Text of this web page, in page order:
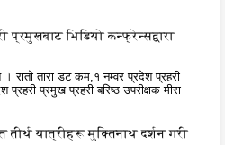
प्रमुखबाट भिडियो कन्फ्रेन्सद्वारा
रातो तारा डट कम,१ नम्वर प्रदेश प्रहरी
प्रहरी प्रमुख प्रहरी बरिष्ठ उपरीक्षक मीरा
यात्रीहरू मुक्तिनाथ दर्शन गरी